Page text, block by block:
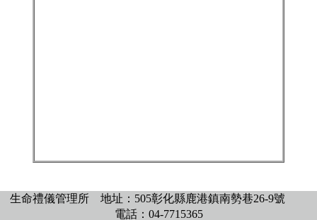
生命禮儀管理所
地址：505彰化縣鹿港鎮南勢巷26-9號
電話：04-7715365